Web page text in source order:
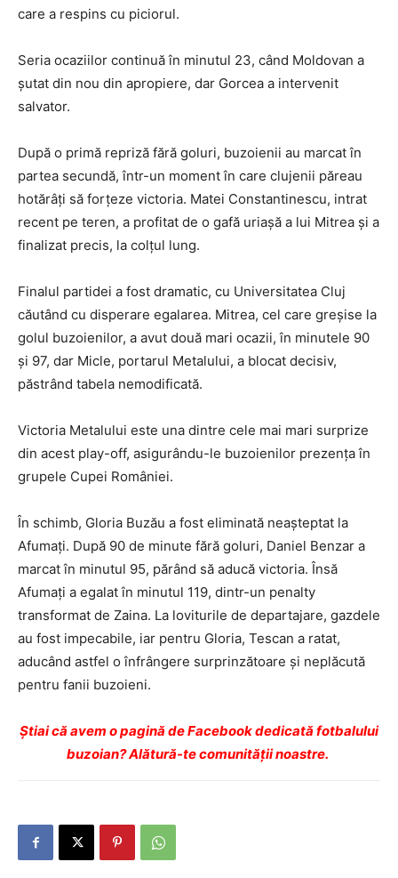
care a respins cu piciorul.
Seria ocaziilor continuă în minutul 23, când Moldovan a
șutat din nou din apropiere, dar Gorcea a intervenit
salvator.
După o primă repriză fără goluri, buzoienii au marcat în
partea secundă, într-un moment în care clujenii păreau
hotărâți să forțeze victoria. Matei Constantinescu, intrat
recent pe teren, a profitat de o gafă uriașă a lui Mitrea și a
finalizat precis, la colțul lung.
Finalul partidei a fost dramatic, cu Universitatea Cluj
căutând cu disperare egalarea. Mitrea, cel care greșise la
golul buzoienilor, a avut două mari ocazii, în minutele 90
și 97, dar Micle, portarul Metalului, a blocat decisiv,
păstrând tabela nemodificată.
Victoria Metalului este una dintre cele mai mari surprize
din acest play-off, asigurându-le buzoienilor prezența în
grupele Cupei României.
În schimb, Gloria Buzău a fost eliminată neașteptat la
Afumați. După 90 de minute fără goluri, Daniel Benzar a
marcat în minutul 95, părând să aducă victoria. Însă
Afumați a egalat în minutul 119, dintr-un penalty
transformat de Zaina. La loviturile de departajare, gazdele
au fost impecabile, iar pentru Gloria, Tescan a ratat,
aducând astfel o înfrângere surprinzătoare și neplăcută
pentru fanii buzoieni.
Ştiai că avem o pagină de Facebook dedicată fotbalului
buzoian? Alătură-te comunității noastre.